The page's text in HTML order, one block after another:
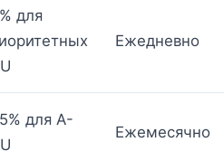
для
Ежедневно
для A-
Ежемесячно